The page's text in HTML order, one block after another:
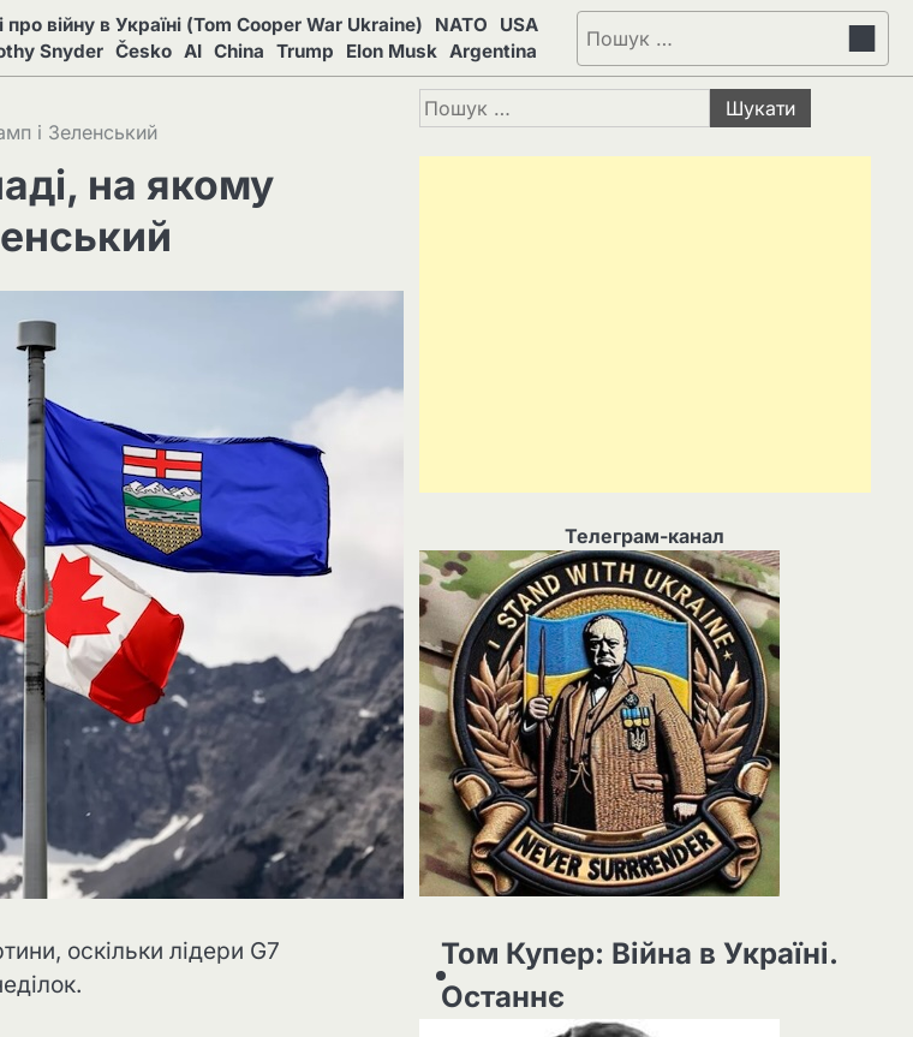
війну в Україні (Tom Cooper War Ukraine) NATO
USA
Snyder Česko AI China Trump Elon Musk Argentina
Пошук:
і Зеленський
на якому
оскільки лідери G7
Пошук:
Телеграм-канал
Том Купер: Війна в Україні.
Останнє